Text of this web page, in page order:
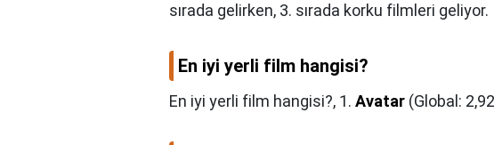
sırada gelirken, 3. sırada korku filmleri geliyor.
En iyi yerli film hangisi?
En iyi yerli film hangisi?, 1. Avatar (Global: